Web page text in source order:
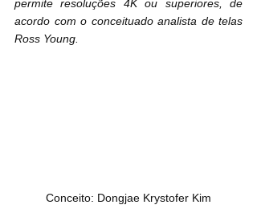
permite resoluções 4K ou superiores, de
acordo com o conceituado analista de telas
Ross Young.
Conceito: Dongjae Krystofer Kim